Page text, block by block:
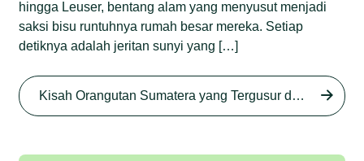
Sumatera di Rawa Tripa
Junaidi Hanafiah 27 Agu 2025
Begini Modus Perburuan
hingga Leuser, bentang alam yang menyusut menjadi
saksi bisu runtuhnya rumah besar mereka. Setiap
detiknya adalah jeritan sunyi yang […]
Kisah Orangutan Sumatera yang Tergusur dari Rumah Sendiri series